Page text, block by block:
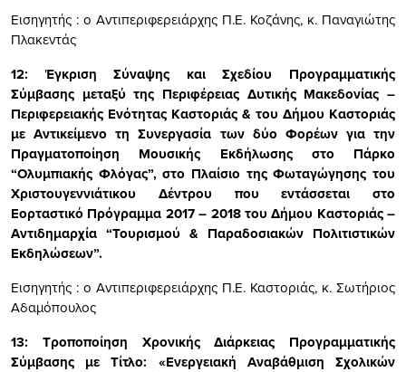
Εισηγητής : ο Αντιπεριφερειάρχης Π.Ε. Κοζάνης, κ. Παναγιώτης
Πλακεντάς
12:Έγκριση Σύναψης και Σχεδίου Προγραμματικής
Σύμβασης μεταξύ της Περιφέρειας Δυτικής Μακεδονίας –
Περιφερειακής Ενότητας Καστοριάς & του Δήμου Καστοριάς
με Αντικείμενο τη Συνεργασία των δύο Φορέων για την
Πραγματοποίηση Μουσικής Εκδήλωσης στο Πάρκο
“Ολυμπιακής Φλόγας”, στο Πλαίσιο της Φωταγώγησης του
Χριστουγεννιάτικου Δέντρου που εντάσσεται στο
Εορταστικό Πρόγραμμα 2017 – 2018 του Δήμου Καστοριάς –
Αντιδημαρχία “Τουρισμού & Παραδοσιακών Πολιτιστικών
Εκδηλώσεων”.
Εισηγητής : ο Αντιπεριφερειάρχης Π.Ε. Καστοριάς, κ. Σωτήριος
Αδαμόπουλος
13: Τροποποίηση Χρονικής Διάρκειας Προγραμματικής
Σύμβασης με Τίτλο: «Ενεργειακή Αναβάθμιση Σχολικών